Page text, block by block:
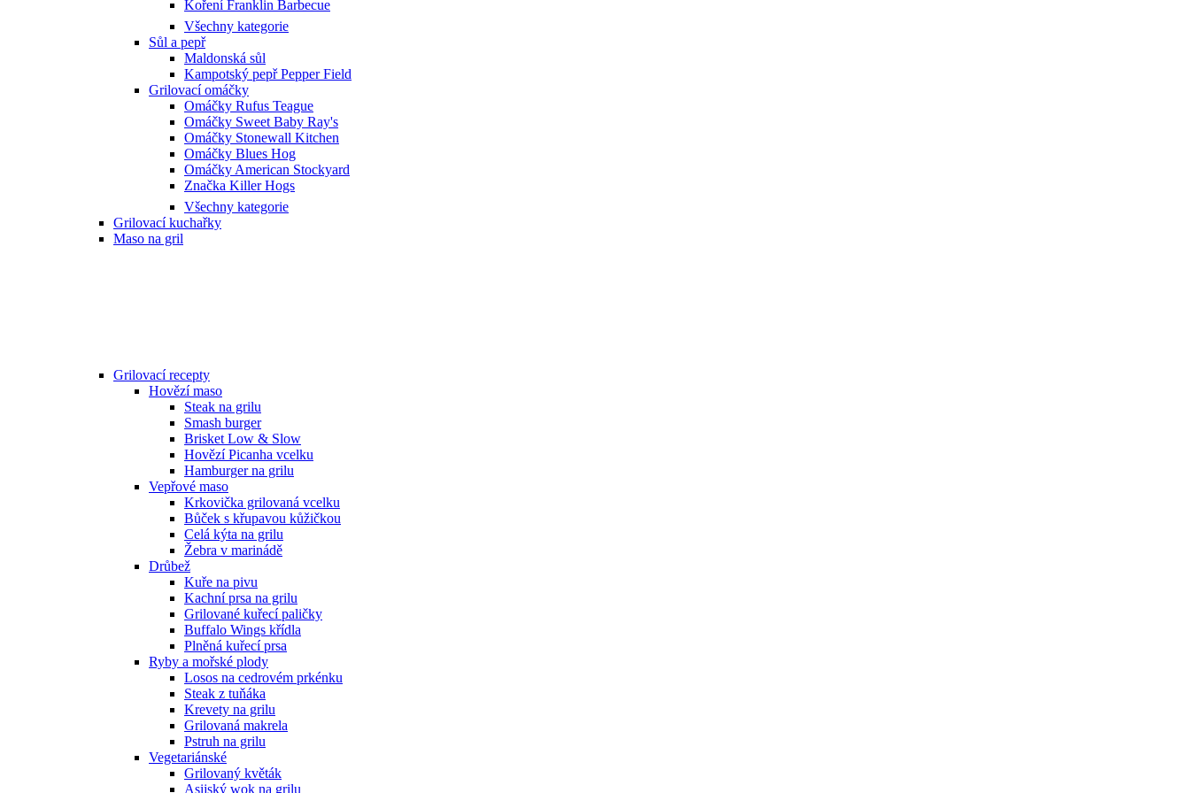
Koření Franklin Barbecue
Všechny kategorie
Sůl a pepř
Maldonská sůl
Kampotský pepř Pepper Field
Grilovací omáčky
Omáčky Rufus Teague
Omáčky Sweet Baby Ray's
Omáčky Stonewall Kitchen
Omáčky Blues Hog
Omáčky American Stockyard
Značka Killer Hogs
Všechny kategorie
Grilovací kuchařky
Maso na gril
Grilovací recepty
Hovězí maso
Steak na grilu
Smash burger
Brisket Low & Slow
Hovězí Picanha vcelku
Hamburger na grilu
Vepřové maso
Krkovička grilovaná vcelku
Bůček s křupavou kůžičkou
Celá kýta na grilu
Žebra v marinádě
Drůbež
Kuře na pivu
Kachní prsa na grilu
Grilované kuřecí paličky
Buffalo Wings křídla
Plněná kuřecí prsa
Ryby a mořské plody
Losos na cedrovém prkénku
Steak z tuňáka
Krevety na grilu
Grilovaná makrela
Pstruh na grilu
Vegetariánské
Grilovaný květák
Asijský wok na grilu